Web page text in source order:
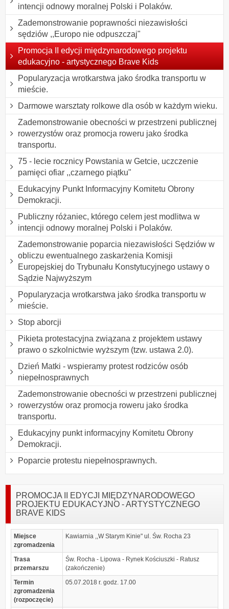
intencji odnowy moralnej Polski i Polaków.
Zademonstrowanie poprawności niezawisłości
sędziów ,,Europo nie odpuszczaj"
Promocja II edycji międzynarodowego projektu
edukacyjno - artystycznego Brave Kids
Popularyzacja wrotkarstwa jako środka transportu w
mieście.
Darmowe warsztaty rolkowe dla osób w każdym wieku.
Zademonstrowanie obecności w przestrzeni publicznej
rowerzystów oraz promocja roweru jako środka
transportu.
75 - lecie rocznicy Powstania w Getcie, uczczenie
pamięci ofiar ,,czarnego piątku"
Edukacyjny Punkt Informacyjny Komitetu Obrony
Demokracji.
Publiczny różaniec, którego celem jest modlitwa w
intencji odnowy moralnej Polski i Polaków.
Zademonstrowanie poparcia niezawisłości Sędziów w
obliczu ewentualnego zaskarżenia Komisji
Europejskiej do Trybunału Konstytucyjnego ustawy o
Sądzie Najwyższym
Popularyzacja wrotkarstwa jako środka transportu w
mieście.
Stop aborcji
Pikieta protestacyjna związana z projektem ustawy
prawo o szkolnictwie wyższym (tzw. ustawa 2.0).
Dzień Matki - wspieramy protest rodziców osób
niepełnosprawnych
Zademonstrowanie obecności w przestrzeni publicznej
rowerzystów oraz promocja roweru jako środka
transportu.
Edukacyjny punkt informacyjny Komitetu Obrony
Demokracji.
Poparcie protestu niepełnosprawnych.
PROMOCJA II EDYCJI MIĘDZYNARODOWEGO
PROJEKTU EDUKACYJNO - ARTYSTYCZNEGO
BRAVE KIDS
Miejsce
zgromadzenia
Kawiarnia ,,W Starym Kinie" ul. Św. Rocha 23
Trasa
przemarszu
Św. Rocha - Lipowa - Rynek Kościuszki - Ratusz
(zakończenie)
Termin
zgromadzenia
(rozpoczęcie)
05.07.2018 r. godz. 17.00